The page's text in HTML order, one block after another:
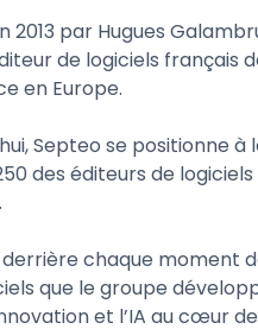
2013 par Hugues
de logiciels français
en Europe.
Septeo se positionne à
des éditeurs de
chaque moment
que le groupe
et l’IA au cœur